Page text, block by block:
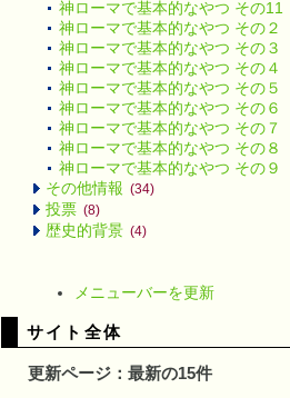
神ローマで基本的なやつ その11
神ローマで基本的なやつ その２
神ローマで基本的なやつ その３
神ローマで基本的なやつ その４
神ローマで基本的なやつ その５
神ローマで基本的なやつ その６
神ローマで基本的なやつ その７
神ローマで基本的なやつ その８
神ローマで基本的なやつ その９
その他情報 (34)
投票 (8)
歴史的背景 (4)
メニューバーを更新
サイト全体
更新ページ：最新の15件